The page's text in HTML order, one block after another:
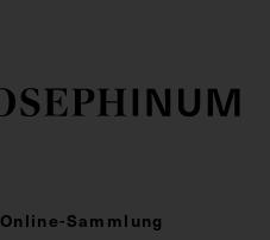
Online-Sammlung